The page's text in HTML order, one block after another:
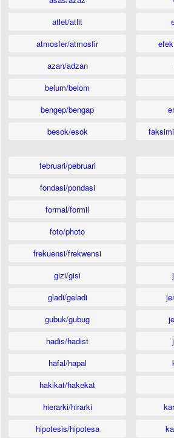
atlet/atlit
atmosfer/atmosfir
azan/adzan
belum/belom
bengep/bengap
besok/esok
februari/pebruari
fondasi/pondasi
formal/formil
foto/photo
frekuensi/frekwensi
gizi/gisi
gladi/geladi
gubuk/gubug
hadis/hadist
hafal/hapal
hakikat/hakekat
hierarki/hirarki
hipotesis/hipotesa